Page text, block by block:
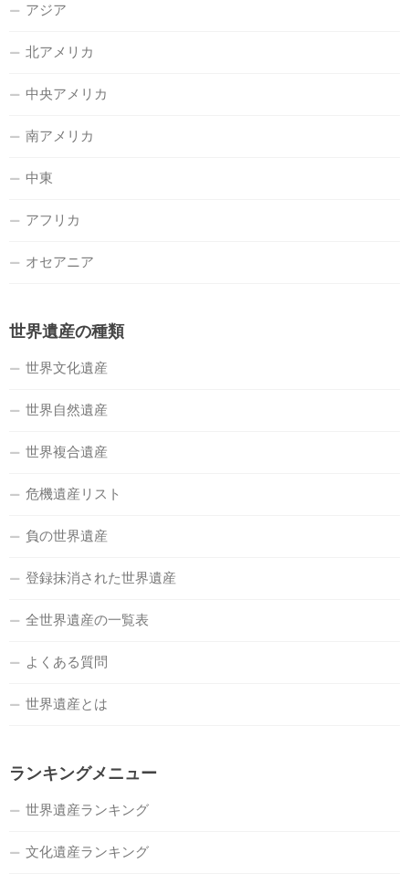
アジア
北アメリカ
中央アメリカ
南アメリカ
中東
アフリカ
オセアニア
世界遺産の種類
世界文化遺産
世界自然遺産
世界複合遺産
危機遺産リスト
負の世界遺産
登録抹消された世界遺産
全世界遺産の一覧表
よくある質問
世界遺産とは
ランキングメニュー
世界遺産ランキング
文化遺産ランキング